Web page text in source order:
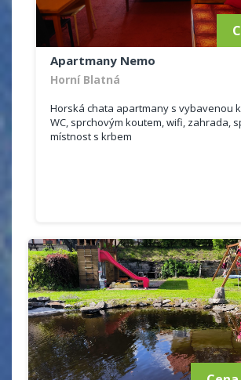
Apartmany Nemo
Horní Blatná
Horská chata apartmany s vybavenou
WC, sprchovým koutem, wifi, zahrada,
místnost s krbem